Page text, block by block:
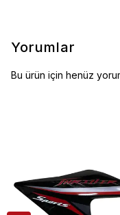
Yorumlar
Bu ürün için henüz